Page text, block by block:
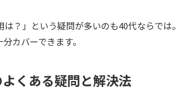
？」という疑問が多いのも40代ならでは。
カバーできます。
くある疑問と解決法